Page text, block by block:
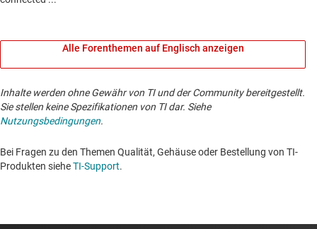
Alle Forenthemen auf Englisch anzeigen
Inhalte werden ohne Gewähr von TI und der Community bereitgestellt.
Sie stellen keine Spezifikationen von TI dar. Siehe
Nutzungsbedingungen.
Bei Fragen zu den Themen Qualität, Gehäuse oder Bestellung von TI-
Produkten sieheTI-Support. ​​​​​​​​​​​​​​